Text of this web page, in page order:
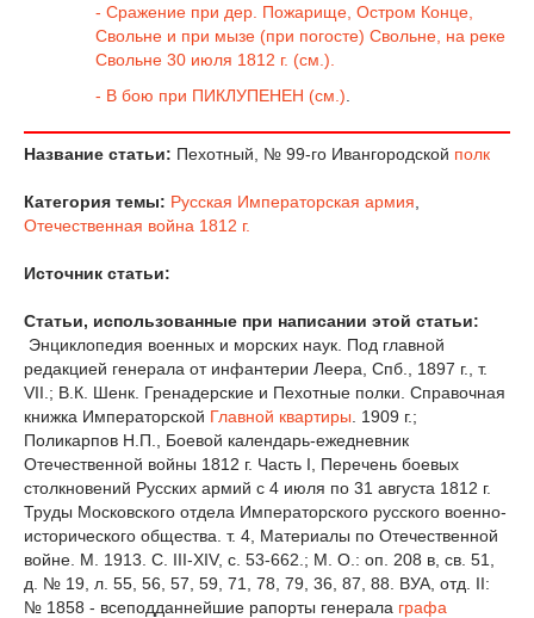
- Сражение при дер. Пожарище, Остром Конце,
Свольне и при мызе (при погосте) Свольне, на реке
Свольне 30 июля 1812 г. (см.).
- В бою при ПИКЛУПЕНЕН (см.)
Название статьи: Пехотный, № 99-го Ивангородской полк
Категория темы: Русская Императорская армия
Отечественная война 1812 г.
Источник статьи:
Статьи, использованные при написании этой статьи:
Энциклопедия военных и морских наук. Под главной
редакцией генерала от инфантерии Леера, Спб., 1897 г., т.
VII.; В.К. Шенк. Гренадерские и Пехотные полки. Справочная
книжка Императорской Главной квартиры . 1909 г.;
Поликарпов Н.П., Боевой календарь-ежедневник
Отечественной войны 1812 г. Часть I, Перечень боевых
столкновений Русских армий с 4 июля по 31 августа 1812 г.
Труды Московского отдела Императорского русского военно-
исторического общества. т. 4, Материалы по Отечественной
войне. М. 1913. С. III-XIV, с. 53-662.; М. О.: оп. 208 в, св. 51,
д. № 19, л. 55, 56, 57, 59, 71, 78, 79, 36, 87, 88. ВУА, отд. II:
№ 1858 - всеподданнейшие рапорты генерала графа